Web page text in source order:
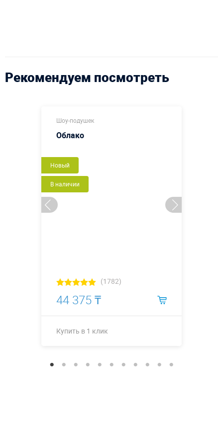
Рекомендуем посмотреть
Шоу-подушек
Облако
Новый
В наличии
(1782)
44 375 ₸
Купить в 1 клик